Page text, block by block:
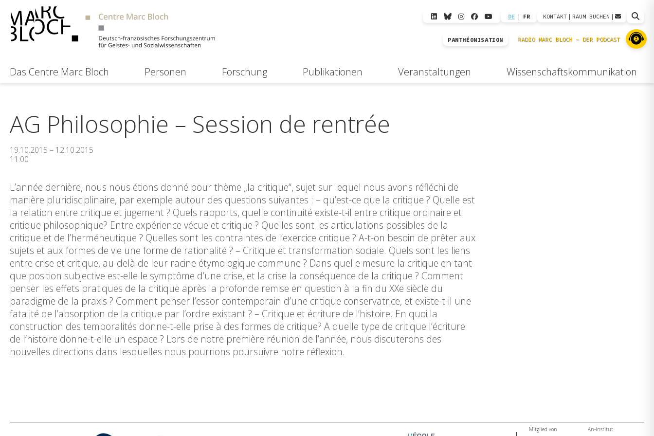
DE | FR KONTAKT | RAUM BUCHEN |
PANTHÉONISATION
Das Centre Marc Bloch Personen Forschung Publikationen Veranstaltungen Wissenschaftskommunikation
AG Philosophie – Session de rentrée
19.10.2015 – 12.10.2015
11:00
L’année dernière, nous nous étions donné pour thème „la critique“, sujet sur lequel nous avons réfléchi de
manière pluridisciplinaire, par exemple autour des questions suivantes : – qu’est-ce que la critique ? Quelle est
la relation entre critique et jugement ? Quels rapports, quelle continuité existe-t-il entre critique ordinaire et
critique philosophique? Entre expérience vécue et critique ? Quelles sont les articulations possibles de la
critique et de l’herméneutique ? Quelles sont les contraintes de l’exercice critique ? A-t-on besoin de prêter aux
sujets et aux formes de vie une forme de rationalité ? – Critique et transformation sociale. Quels sont les liens
entre crise et critique, au-delà de leur racine étymologique commune ? Dans quelle mesure la critique en tant
que position subjective est-elle le symptôme d’une crise, et la crise la conséquence de la critique ? Comment
penser les effets pratiques de la critique après la profonde remise en question à la fin du XXe siècle du
paradigme de la praxis ? Comment penser l’essor contemporain d’une critique conservatrice, et existe-t-il une
fatalité de l’absorption de la critique par l’ordre existant ? – Critique et écriture de l’histoire. En quoi la
construction des temporalités donne-t-elle prise à des formes de critique? A quelle type de critique l’écriture
de l’histoire donne-t-elle un espace ? Lors de notre première réunion de l’année, nous discuterons des
nouvelles directions dans lesquelles nous pourrions poursuivre notre réflexion.
Mitglied von An-Institut